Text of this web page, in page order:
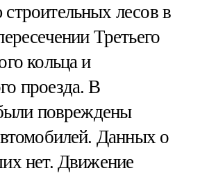
лесов в
Третьего
кольца и
проезда. В
повреждены
Данных о
нет. Движение